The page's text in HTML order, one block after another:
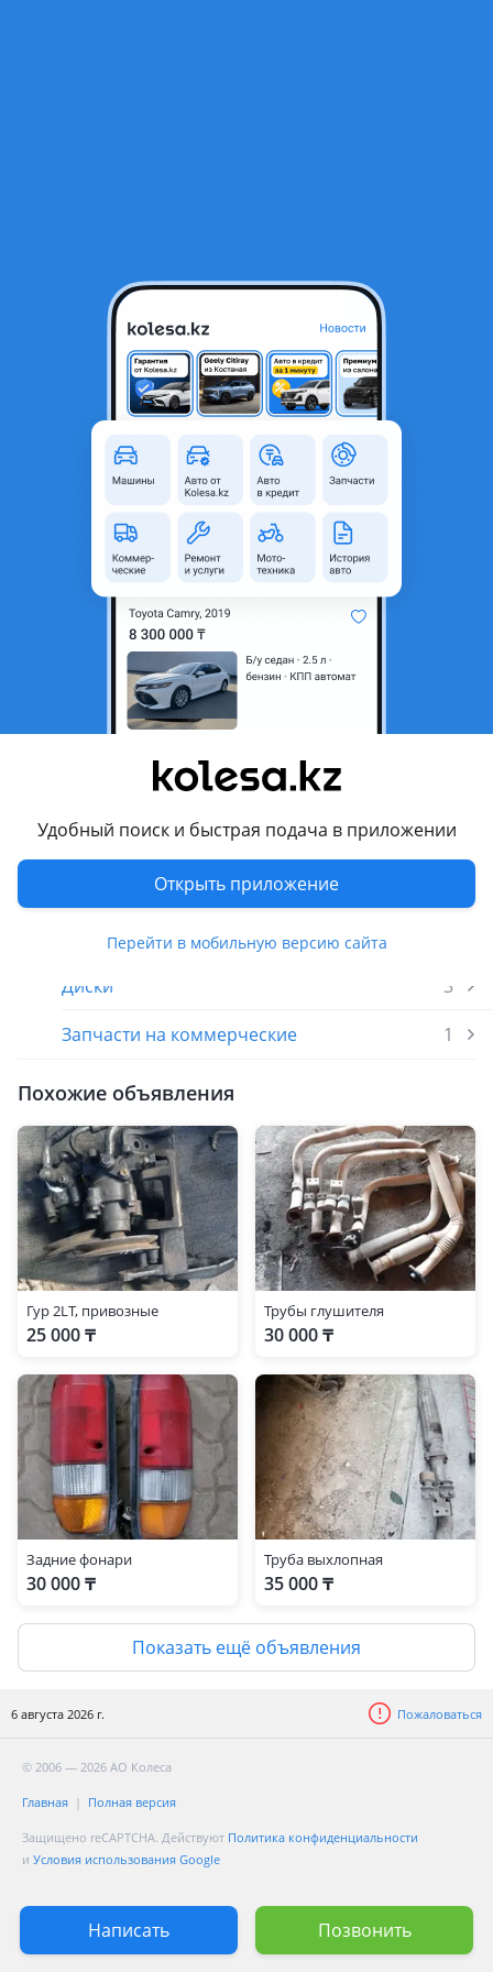
Удобный поиск и быстрая подача в приложении
Открыть приложение
Перейти в мобильную версию сайта
Алматы, Алматинская
область
Б/y
Комментарий продавца
Продам, в сборе 30000, отдельно 20000
Запчасти
Автозапчасти
Авто на разбор
Диски
3
Запчасти на коммерческие
1
Похожие объявления
Гур 2LT, привозные
25 000 ₸
Трубы глушителя
30 000 ₸
Задние фонари
30 000 ₸
Труба выхлопная
35 000 ₸
Показать ещё объявления
6 августа 2026 г. Пожаловаться
Написать Позвонить
© 2006 — 2026 АО Колеса
Главная Полная версия
Защищено reCAPTCHA. Действуют Политика конфиденциальности
и Условия использования Google